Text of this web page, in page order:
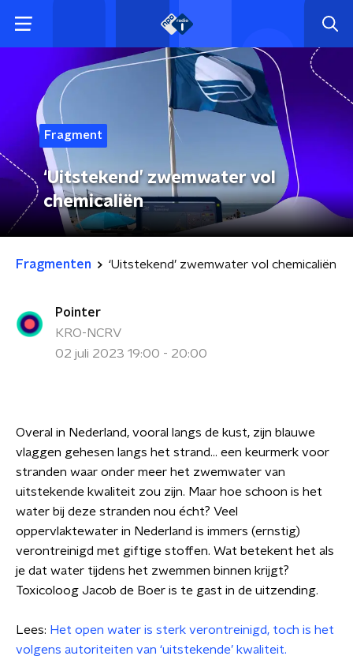
Fragment
‘Uitstekend’ zwemwater vol
chemicaliën
Fragmenten ‘Uitstekend’ zwemwater vol chemicaliën
Pointer
KRO-NCRV
02 juli 2023 19:00 - 20:00
Overal in Nederland, vooral langs de kust, zijn blauwe
vlaggen gehesen langs het strand... een keurmerk voor
stranden waar onder meer het zwemwater van
uitstekende kwaliteit zou zijn. Maar hoe schoon is het
water bij deze stranden nou écht? Veel
oppervlaktewater in Nederland is immers (ernstig)
verontreinigd met giftige stoffen. Wat betekent het als
je dat water tijdens het zwemmen binnen krijgt?
Toxicoloog Jacob de Boer is te gast in de uitzending.
Lees: Het open water is sterk verontreinigd, toch is het
volgens autoriteiten van ‘uitstekende’ kwaliteit.